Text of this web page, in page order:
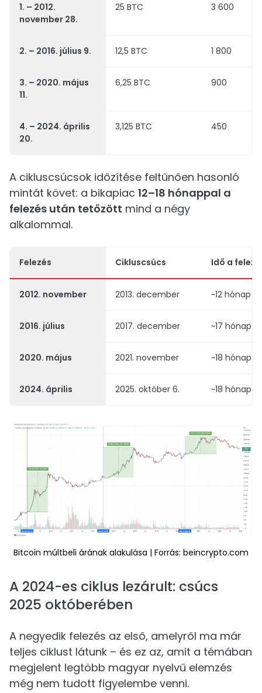
1. – 2012.
november 28.
25 BTC 3 600
2. – 2016. július 9. 12,5 BTC 1 800
3. – 2020. május
11.
6,25 BTC 900
4. – 2024. április
20.
3,125 BTC 450
A cikluscsúcsok időzítése feltűnően hasonló
mintát követ: a bikapiac 12–18 hónappal a
felezés után tetőzött mind a négy
alkalommal.
Felezés Cikluscsúcs Idő a
2012. november 2013. december ~12 hónap
2016. július 2017. december ~17 hónap
2020. május 2021. november ~18 hónap
2024. április 2025. október 6. ~18 hónap
Bitcoin múltbeli árának alakulása | Forrás: beincrypto.com
A 2024-es ciklus lezárult: csúcs
2025 októberében
A negyedik felezés az első, amelyről ma már
teljes ciklust látunk – és ez az, amit a témában
megjelent legtöbb magyar nyelvű elemzés
még nem tudott figyelembe venni.